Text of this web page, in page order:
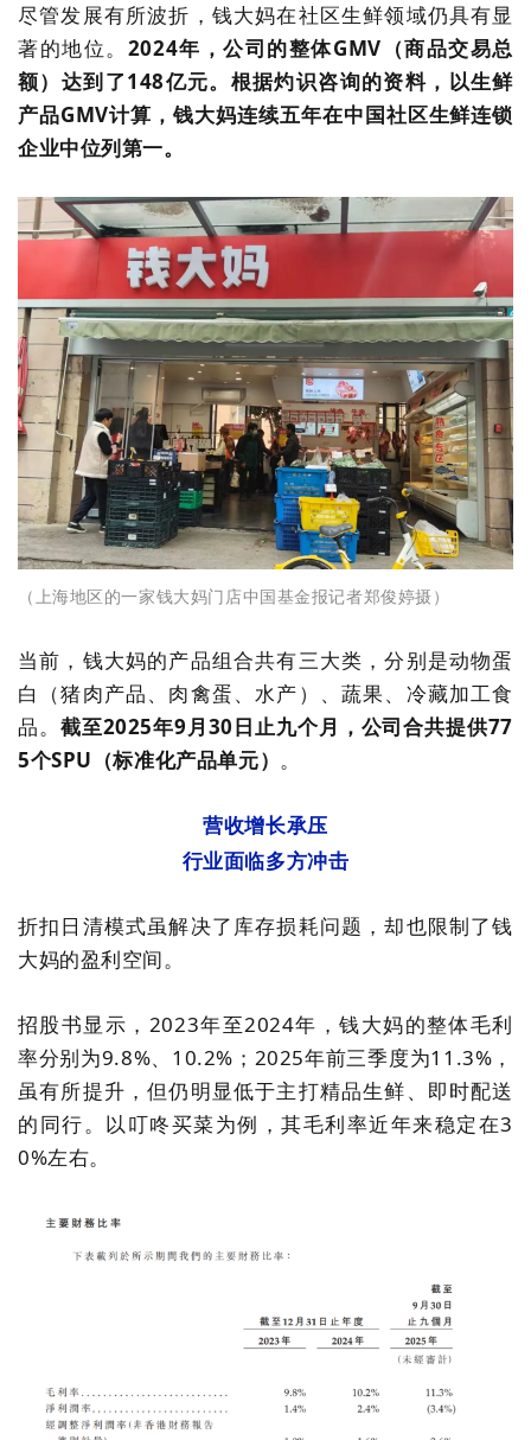
尽管发展有所波折， 钱大妈在社区生鲜领域仍具有显
著的地位。 2024年，公司的整体GMV （商品交易总
额）达到了148亿元。根据灼识咨询的资料，以生鲜
产品GMV计算，钱大妈连续五年在中国社区生鲜连锁
企业中位列第一。
（上海地区的一家钱大妈门店中国基金报记者郑俊婷摄）
当前，钱大妈的产品组合共有三大类，分别是动物蛋
白（猪肉产品、肉禽蛋、水产）、蔬果、冷藏加工食
品。 截至2025年9月30日止九个月，公司合共提供77
5个SPU （标准化产品单元） 。
营收增长承压
行业面临多方冲击
折扣日清模式虽解决了库存损耗问题，却也限制了钱
大妈的盈利空间。
招股书显示， 2023年至2024年，钱大妈的整体毛利
率分别为9.8%、 10.2%；2025年前三季度为11.3% ，
虽有所提升，但仍明显低于主打精品生鲜、即时配送
的同行。以叮咚买菜为例，其毛利率近年来稳定在3
0%左右。